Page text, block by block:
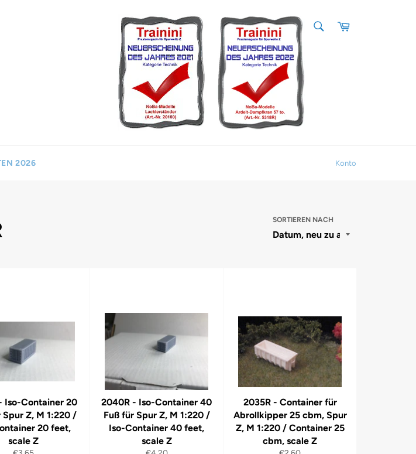
Warenkorb
2026 Konto
SORTIEREN NACH
Iso-Container 20
Spur Z, M 1:220 /
20 feet,
scale Z
2040R - Iso-Container 40
Fuß für Spur Z, M 1:220 /
Iso-Container 40 feet,
scale Z
2035R - Container für
Abrollkipper 25 cbm, Spur
Z, M 1:220 / Container 25
cbm, scale Z